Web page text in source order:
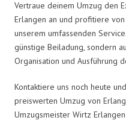
Vertraue deinem Umzug den
Erlangen an und profitiere
unserem umfassenden
günstige Beiladung, sondern
Organisation und Ausführung
Kontaktiere uns noch heute
preiswerten Umzug von
Umzugsmeister Wirtz